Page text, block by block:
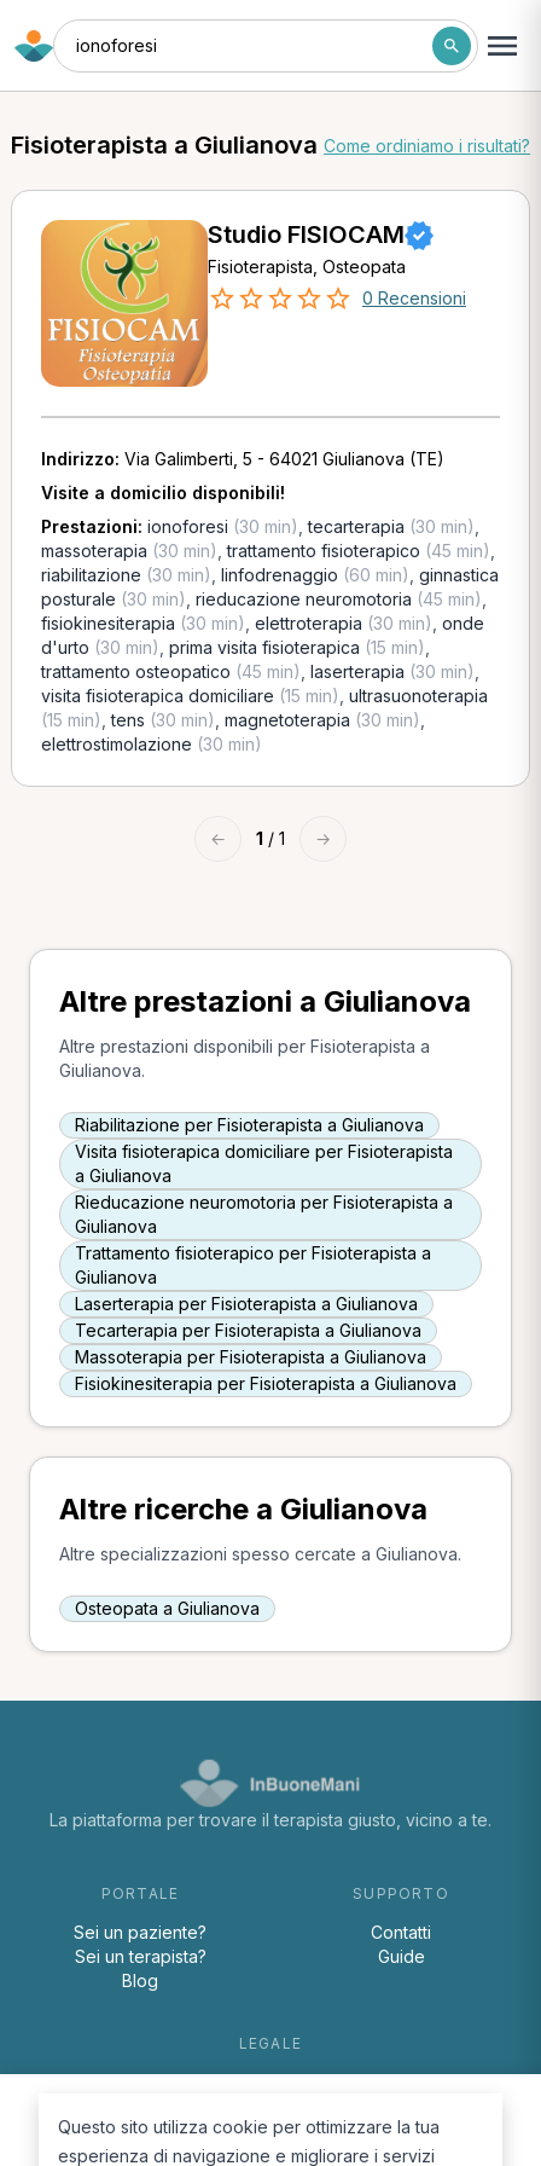
ionoforesi
Fisioterapista a Giulianova Come ordiniamo i risultati?
Studio FISIOCAM
Fisioterapista, Osteopata
0 Recensioni
Indirizzo: Via Galimberti, 5 - 64021 Giulianova (TE)
Visite a domicilio disponibili!
Prestazioni: ionoforesi (30 min) ,tecarterapia (30 min)
massoterapia (30 min) ,trattamento fisioterapico (45 min)
riabilitazione (30 min) linfodrenaggio (60 min) ginnastica
posturale (30 min) rieducazione neuromotoria (45 min)
fisiokinesiterapia (30 min) elettroterapia (30 min) onde
d'urto (30 min) prima visita fisioterapica (15 min)
trattamento osteopatico (45 min) laserterapia (30 min)
visita fisioterapica domiciliare (15 min) ultrasuonoterapia
(15 min) ,tens (30 min) magnetoterapia (30 min)
elettrostimolazione (30 min)
← 1 / 1 →
Altre prestazioni a Giulianova
Altre prestazioni disponibili per Fisioterapista a
Giulianova.
Riabilitazione per Fisioterapista a Giulianova
Visita fisioterapica domiciliare per Fisioterapista
a Giulianova
Rieducazione neuromotoria per Fisioterapista a
Giulianova
Trattamento fisioterapico per Fisioterapista a
Giulianova
Laserterapia per Fisioterapista a Giulianova
Tecarterapia per Fisioterapista a Giulianova
Massoterapia per Fisioterapista a Giulianova
Fisiokinesiterapia per Fisioterapista a Giulianova
Altre ricerche a Giulianova
Altre specializzazioni spesso cercate a Giulianova.
Osteopata a Giulianova
La piattaforma per trovare il terapista giusto, vicino a te.
PORTALE
Sei un paziente?
Sei un terapista?
Blog
SUPPORTO
Contatti
Guide
LEGALE
Cookie Policy
Questo sito utilizza cookie per ottimizzare la tua
esperienza di navigazione e migliorare i servizi